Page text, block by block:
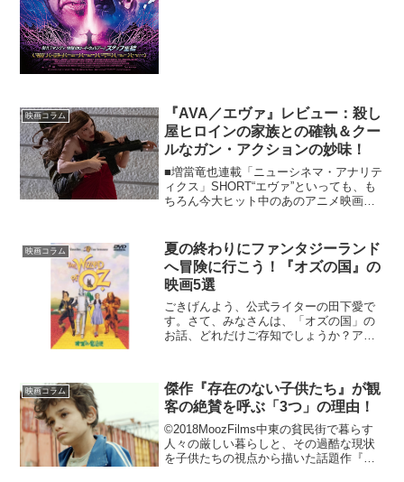
映画コラム
『AVA／エヴァ』レビュー：殺し
屋ヒロインの家族との確執＆クー
ルなガン・アクションの妙味！
■増當竜也連載「ニューシネマ・アナリテ
ィクス」SHORT“エヴァ”といっても、も
ちろん今大ヒット中のあのアニメ映画と
ク・サーティ』（12）『女神の見えざる
手』（16）な...
映画コラム
夏の終わりにファンタジーランド
へ冒険に行こう！『オズの国』の
映画5選
ごきげんよう、公式ライターの田下愛で
す。さて、みなさんは、「オズの国」の
お話、どれだけご存知でしょうか？アメ
に登場する魔法がいっぱいのファンタジ
ーランド、オズ。今回は、...
映画コラム
傑作『存在のない子供たち』が観
客の絶賛を呼ぶ「3つ」の理由！
©2018MoozFilms中東の貧民街で暮らす
人々の厳しい暮らしと、その過酷な現状
を子供たちの視点から描いた話題作『存